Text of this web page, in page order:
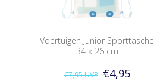
Voertuigen Junior Sporttasche
34 x 26 cm
€7,95UVP €4,95